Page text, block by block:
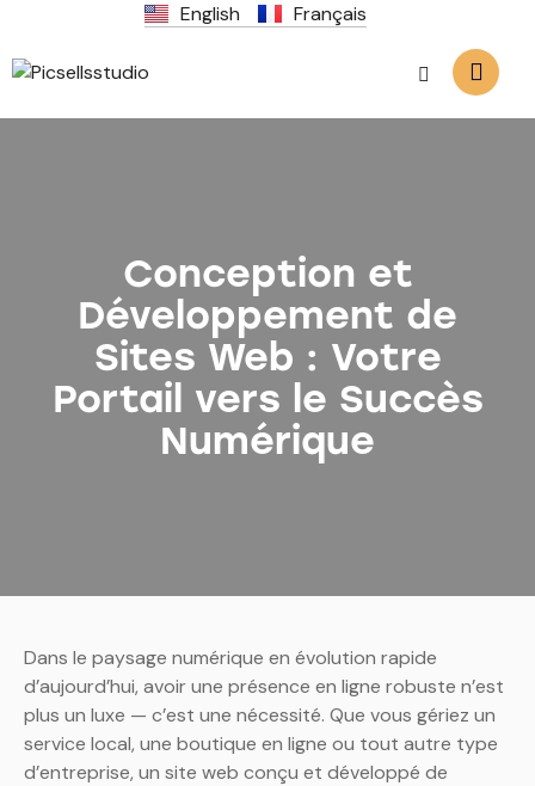
English Français
Conception et
Développement de
Sites Web : Votre
Portail vers le Succès
Numérique
Dans le paysage numérique en évolution rapide
d’aujourd’hui, avoir une présence en ligne robuste n’est
plus un luxe — c’est une nécessité. Que vous gériez un
service local, une boutique en ligne ou tout autre type
d’entreprise, un site web conçu et développé de